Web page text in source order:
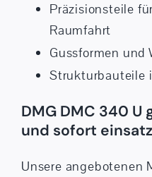
Präzisionsteile
Raumfahrt
Gussformen und
Strukturbauteile
DMG DMC 340
und sofort
Unsere angebotenen